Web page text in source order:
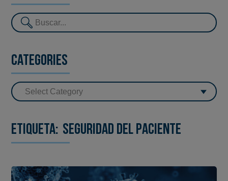
Categories
Etiqueta: seguridad del paciente